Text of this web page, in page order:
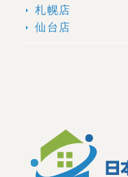
arrow_right 札幌店
arrow_right 仙台店